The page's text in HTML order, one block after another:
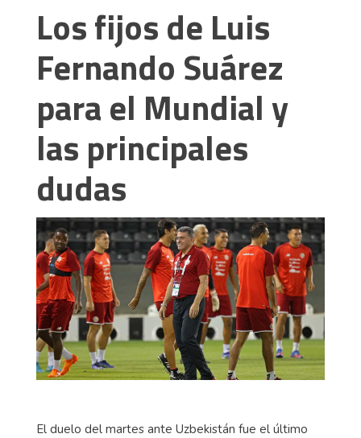
Los fijos de Luis
Fernando Suárez
para el Mundial y
las principales
dudas
El duelo del martes ante Uzbekistán fue el último